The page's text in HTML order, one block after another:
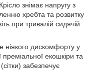
знімає напругу з
хребта та розвитку
при тривалій сидячій
ніякого дискомфорту у
преміальної екошкіри та
забезпечує